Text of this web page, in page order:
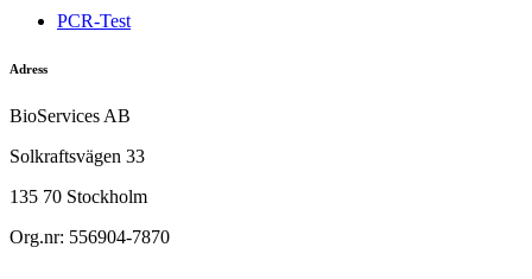
PCR-Test
Adress
BioServices AB
Solkraftsvägen 33
135 70 Stockholm
Org.nr: 556904-7870